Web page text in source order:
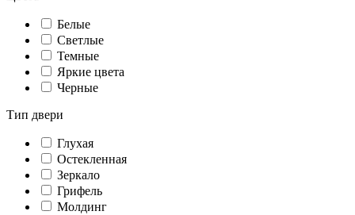
Белые
Светлые
Темные
Яркие цвета
Черные
Тип двери
Глухая
Остекленная
Зеркало
Грифель
Молдинг